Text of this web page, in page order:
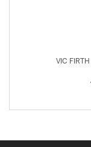
VIC